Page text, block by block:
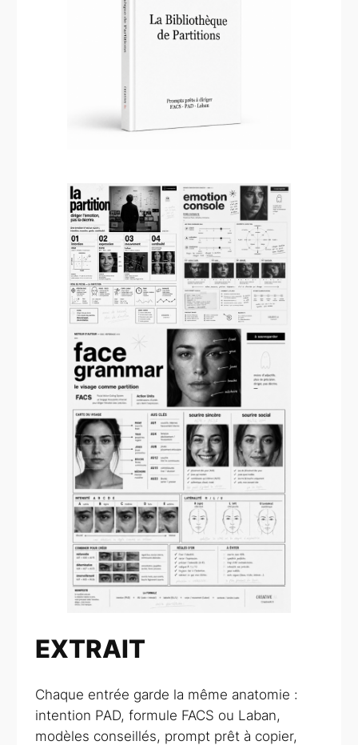
EXTRAIT
Chaque entrée garde la même anatomie :
intention PAD, formule FACS ou Laban,
modèles conseillés, prompt prêt à copier,